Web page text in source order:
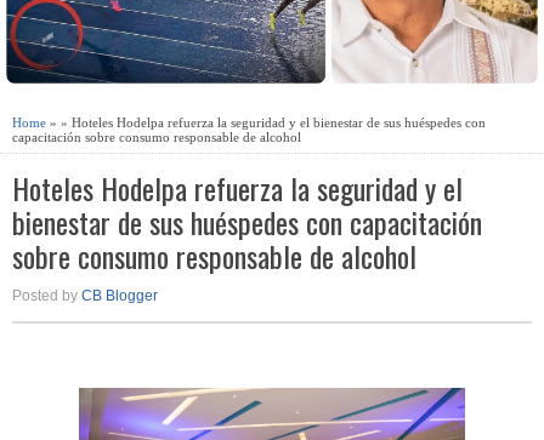
Home » » Hoteles Hodelpa refuerza la seguridad y el bienestar de sus huéspedes con
capacitación sobre consumo responsable de alcohol
Hoteles Hodelpa refuerza la seguridad y el
bienestar de sus huéspedes con capacitación
sobre consumo responsable de alcohol
Posted by CB Blogger